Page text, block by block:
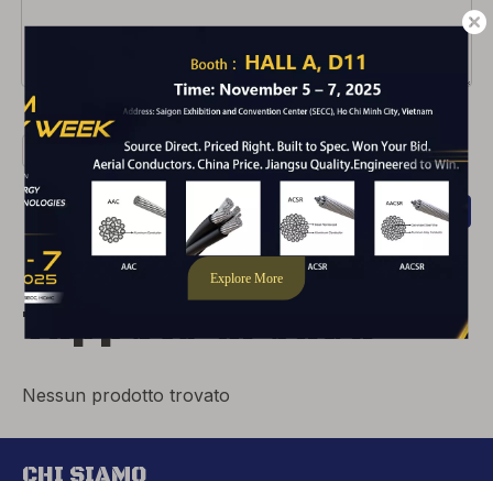
* codice di verifica
INVIA
Fai clic per inserire il nostro sito Web
Tappeto di casa
Nessun prodotto trovato